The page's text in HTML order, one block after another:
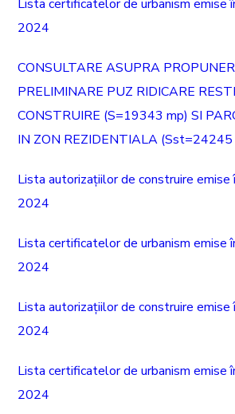
Lista certificatelor de urbanism emise
2024
CONSULTARE ASUPRA
PRELIMINARE PUZ RIDICARE
CONSTRUIRE (S=19343 mp) SI
IN ZON REZIDENTIALA (Sst=24245
Lista autorizațiilor de construire emise
2024
Lista certificatelor de urbanism emise
2024
Lista autorizațiilor de construire emise
2024
Lista certificatelor de urbanism emise
2024